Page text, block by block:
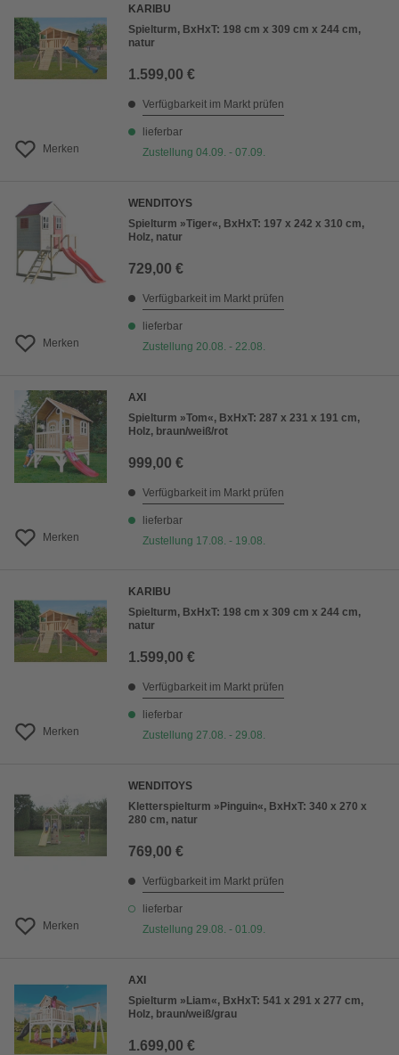
Merken
KARIBU
Spielturm, BxHxT: 198 cm x 309 cm x 244 cm,
natur
1.599,00 €
Verfügbarkeit im Markt prüfen
lieferbar
Zustellung 04.09. - 07.09.
Merken
WENDITOYS
Spielturm »Tiger«, BxHxT: 197 x 242 x 310 cm,
Holz, natur
729,00 €
Verfügbarkeit im Markt prüfen
lieferbar
Zustellung 20.08. - 22.08.
Merken
AXI
Spielturm »Tom«, BxHxT: 287 x 231 x 191 cm,
Holz, braun/weiß/rot
999,00 €
Verfügbarkeit im Markt prüfen
lieferbar
Zustellung 17.08. - 19.08.
Merken
KARIBU
Spielturm, BxHxT: 198 cm x 309 cm x 244 cm,
natur
1.599,00 €
Verfügbarkeit im Markt prüfen
lieferbar
Zustellung 27.08. - 29.08.
Merken
WENDITOYS
Kletterspielturm »Pinguin«, BxHxT: 340 x 270 x
280 cm, natur
769,00 €
Verfügbarkeit im Markt prüfen
lieferbar
Zustellung 29.08. - 01.09.
AXI
Spielturm »Liam«, BxHxT: 541 x 291 x 277 cm,
Holz, braun/weiß/grau
1.699,00 €